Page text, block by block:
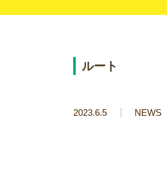
ルート
2023.6.5 NEWS